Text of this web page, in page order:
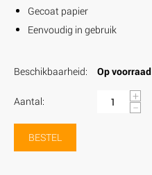
Gecoat papier
Eenvoudig in gebruik
Beschikbaarheid: Op voorraad
Aantal:
+
−
BESTEL